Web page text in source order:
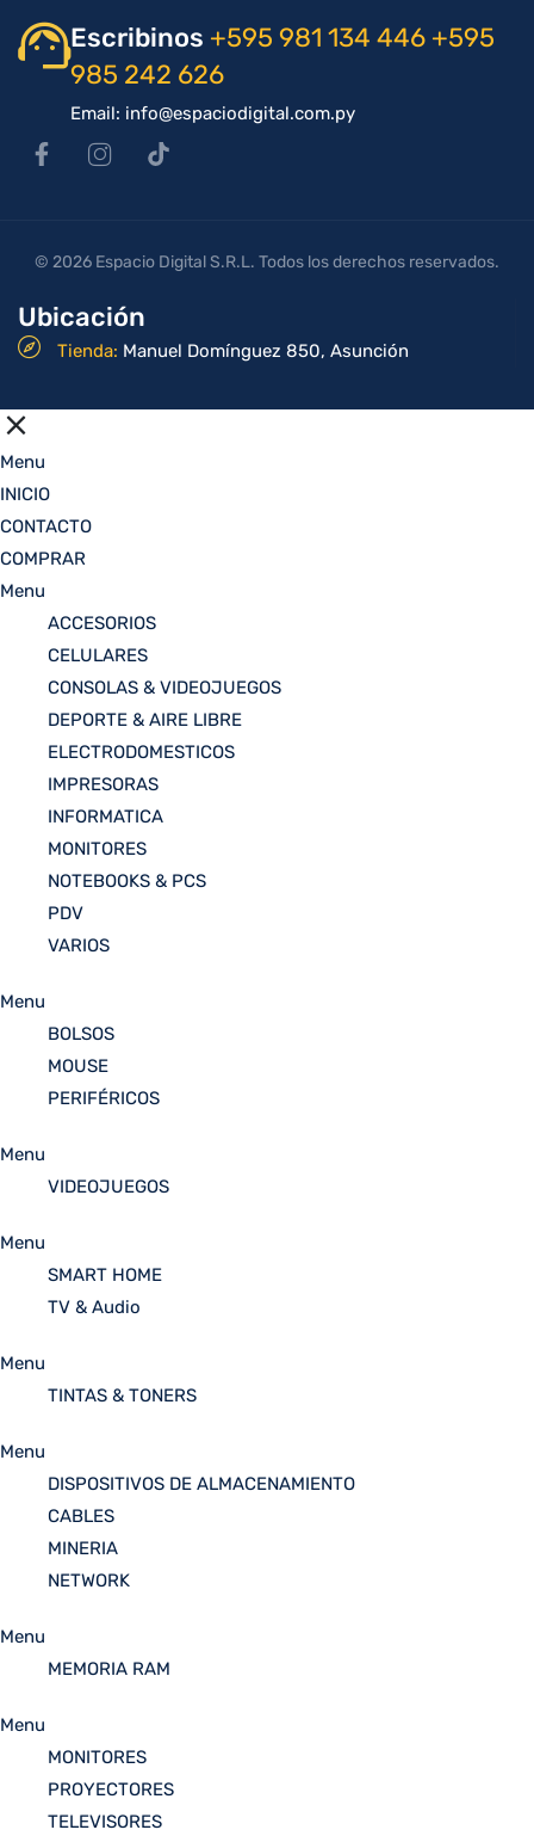
Escribinos +595 981 134 446 +595
985 242 626
Email: info@espaciodigital.com.py
Ubicación
Tienda: Manuel Domínguez 850, Asunción
© 2026 Espacio Digital S.R.L. Todos los derechos reservados.
Menu
INICIO
CONTACTO
COMPRAR
Menu
ACCESORIOS
CELULARES
CONSOLAS & VIDEOJUEGOS
DEPORTE & AIRE LIBRE
ELECTRODOMESTICOS
IMPRESORAS
INFORMATICA
MONITORES
NOTEBOOKS & PCS
PDV
VARIOS
Menu
BOLSOS
MOUSE
PERIFÉRICOS
Menu
VIDEOJUEGOS
Menu
SMART HOME
TV & Audio
Menu
TINTAS & TONERS
Menu
DISPOSITIVOS DE ALMACENAMIENTO
CABLES
MINERIA
NETWORK
Menu
MEMORIA RAM
Menu
MONITORES
PROYECTORES
TELEVISORES